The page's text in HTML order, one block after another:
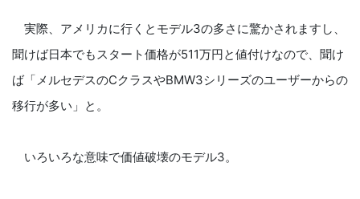
実際、アメリカに行くとモデル3の多さに驚かされますし、
聞けば日本でもスタート価格が511万円と値付けなので、聞け
ば「メルセデスのCクラスやBMW3シリーズのユーザーからの
移行が多い」と。
いろいろな意味で価値破壊のモデル3。